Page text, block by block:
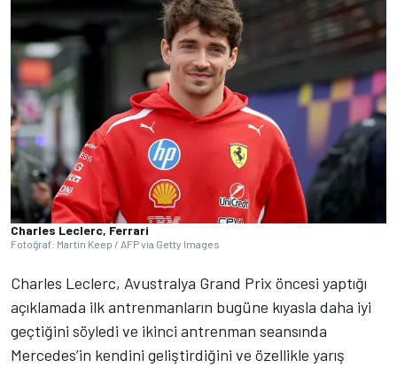
Charles Leclerc, Ferrari
Fotoğraf: Martin Keep / AFP via Getty Images
Charles Leclerc, Avustralya Grand Prix öncesi yaptığı
açıklamada ilk antrenmanların bugüne kıyasla daha iyi
geçtiğini söyledi ve ikinci antrenman seansında
Mercedes’in kendini geliştirdiğini ve özellikle yarış